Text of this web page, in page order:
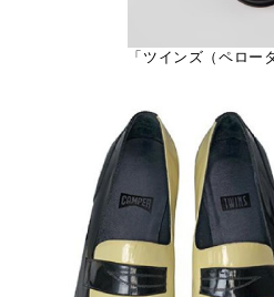
「ツインズ（ペロー